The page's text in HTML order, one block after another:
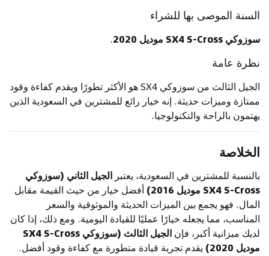
السنة الموصى بها للشراء
سوزوكي SX4 S-Cross موديل 2020 .
نظرة عامة
الجيل الثالث من سوزوكي SX4 هو الأكثر تطورًا ويقدم كفاءة وقود
ممتازة وميزات حديثة. إنه خيار رائع للمشترين في السعودية الذين
يهتمون بالراحة والتكنولوجيا.
الخلاصة
بالنسبة للمشترين في السعودية، يعتبر الجيل الثاني (سوزوكي
SX4 S-Cross موديل 2016)
أفضل خيار من حيث القيمة مقابل
المال. فهو يجمع بين الميزات الحديثة والموثوقية والسعر
المناسب، مما يجعله خيارًا عمليًا للقيادة اليومية. ومع ذلك، إذا كان
لديك ميزانية أكبر، فإن
الجيل الثالث (سوزوكي SX4 S-Cross
موديل 2020)
يقدم تجربة قيادة متطورة مع كفاءة وقود أفضل.